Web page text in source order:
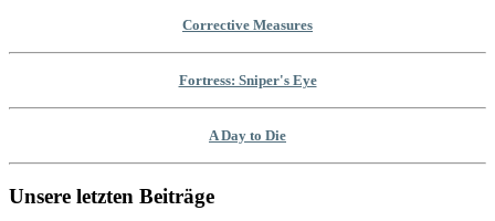
Corrective Measures
Fortress: Sniper's Eye
A Day to Die
Unsere letzten Beiträge